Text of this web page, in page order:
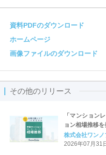
資料PDFのダウンロード
ホームページ
画像ファイルのダウンロード
その他のリリース
「マンション
ョン相場推移
株式会社ワン
2026年07月31